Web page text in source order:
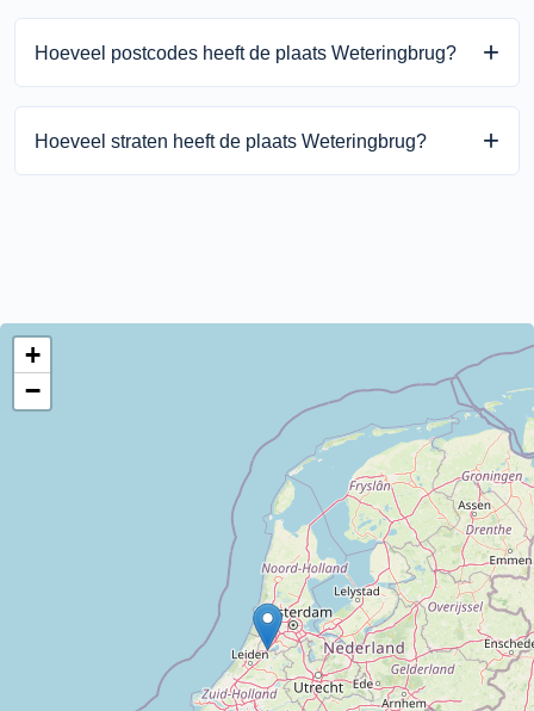
de provincie Noord-Holland.
Hoeveel postcodes heeft de plaats Weteringbrug?
Hoeveel straten heeft de plaats Weteringbrug?
+
−